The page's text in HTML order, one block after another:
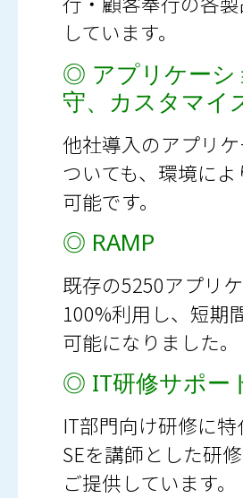
しています。
◎ アプリケーシ
守、カスタマイ
他社導入のアプリ
ついても、環境に
可能です。
◎ RAMP
既存の5250アプリ
100%利用し、短期
可能になりました。
◎ IT研修サポー
IT部門向け研修に
SEを講師とした研
ご提供しています。